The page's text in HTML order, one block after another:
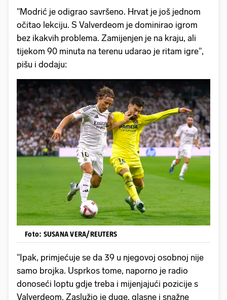
"Modrić je odigrao savršeno. Hrvat je još jednom
očitao lekciju. S Valverdeom je dominirao igrom
bez ikakvih problema. Zamijenjen je na kraju, ali
tijekom 90 minuta na terenu udarao je ritam igre",
pišu i dodaju:
Foto: SUSANA VERA/REUTERS
"Ipak, primjećuje se da 39 u njegovoj osobnoj nije
samo brojka. Usprkos tome, naporno je radio
donoseći loptu gdje treba i mijenjajući pozicije s
Valverdeom. Zaslužio je duge, glasne i snažne